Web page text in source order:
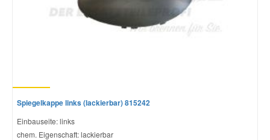
Spiegelkappe links (lackierbar) 815242
Einbauseite: links
chem. Eigenschaft: lackierbar